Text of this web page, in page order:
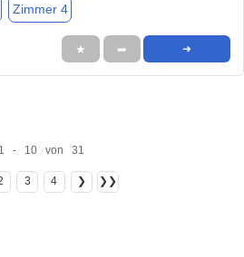
Zimmer 4
★ ➦ ➜
1 - 10 von 31
3 4 ❯ ❯❯